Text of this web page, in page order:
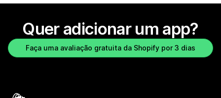
Quer adicionar um app?
Faça uma avaliação gratuita da Shopify por 3 dias